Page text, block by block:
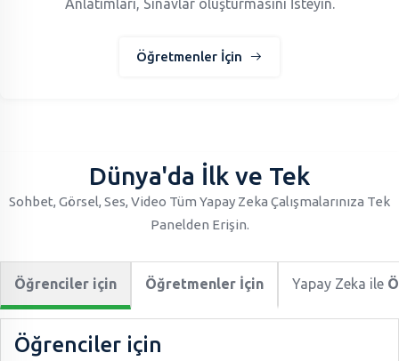
Anlatımları, Sınavlar oluşturmasını İsteyin.
Öğretmenler İçin
Dünya'da İlk ve Tek
Sohbet, Görsel, Ses, Video Tüm Yapay Zeka Çalışmalarınıza Tek
Panelden Erişin.
Öğrenciler için Öğretmenler İçin Yapay Zeka ile
Öğrenciler için